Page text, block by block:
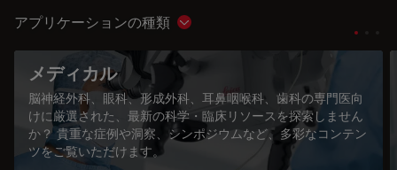
アプリケーションの種類 Show subnavigation
メディカル
脳神経外科、眼科、形成外科、耳鼻咽喉科、歯科の専門医向
けに厳選された、最新の科学・臨床リソースを探索しません
か？ 貴重な症例や洞察、シンポジウムなど、多彩なコンテン
ツをご覧いただけます。